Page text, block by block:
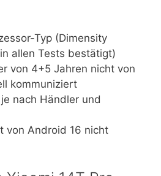
Typ (Dimensity
allen Tests bestätigt)
von 4+5 Jahren nicht von
kommuniziert
nach Händler und
von Android 16 nicht